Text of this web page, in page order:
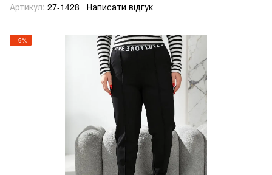
Артикул: 27-1428 Написати відгук
−9%